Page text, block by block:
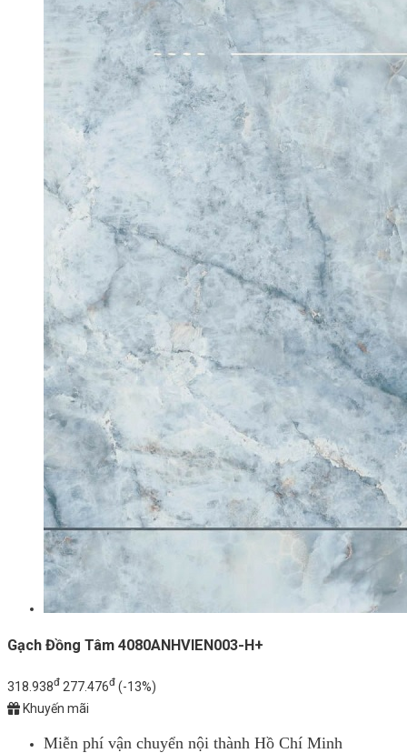
Gạch Đồng Tâm 4080ANHVIEN003-H+
318.938đ 277.476đ (-13%)
Khuyến mãi
Miễn phí vận chuyển nội thành Hồ Chí Minh